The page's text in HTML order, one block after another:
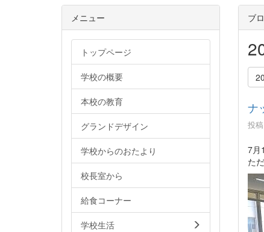
ブ
ナ
投
7月
た
メニュー
トップページ
学校の概要
本校の教育
グランドデザイン
学校からのおたより
校長室から
給食コーナー
学校生活